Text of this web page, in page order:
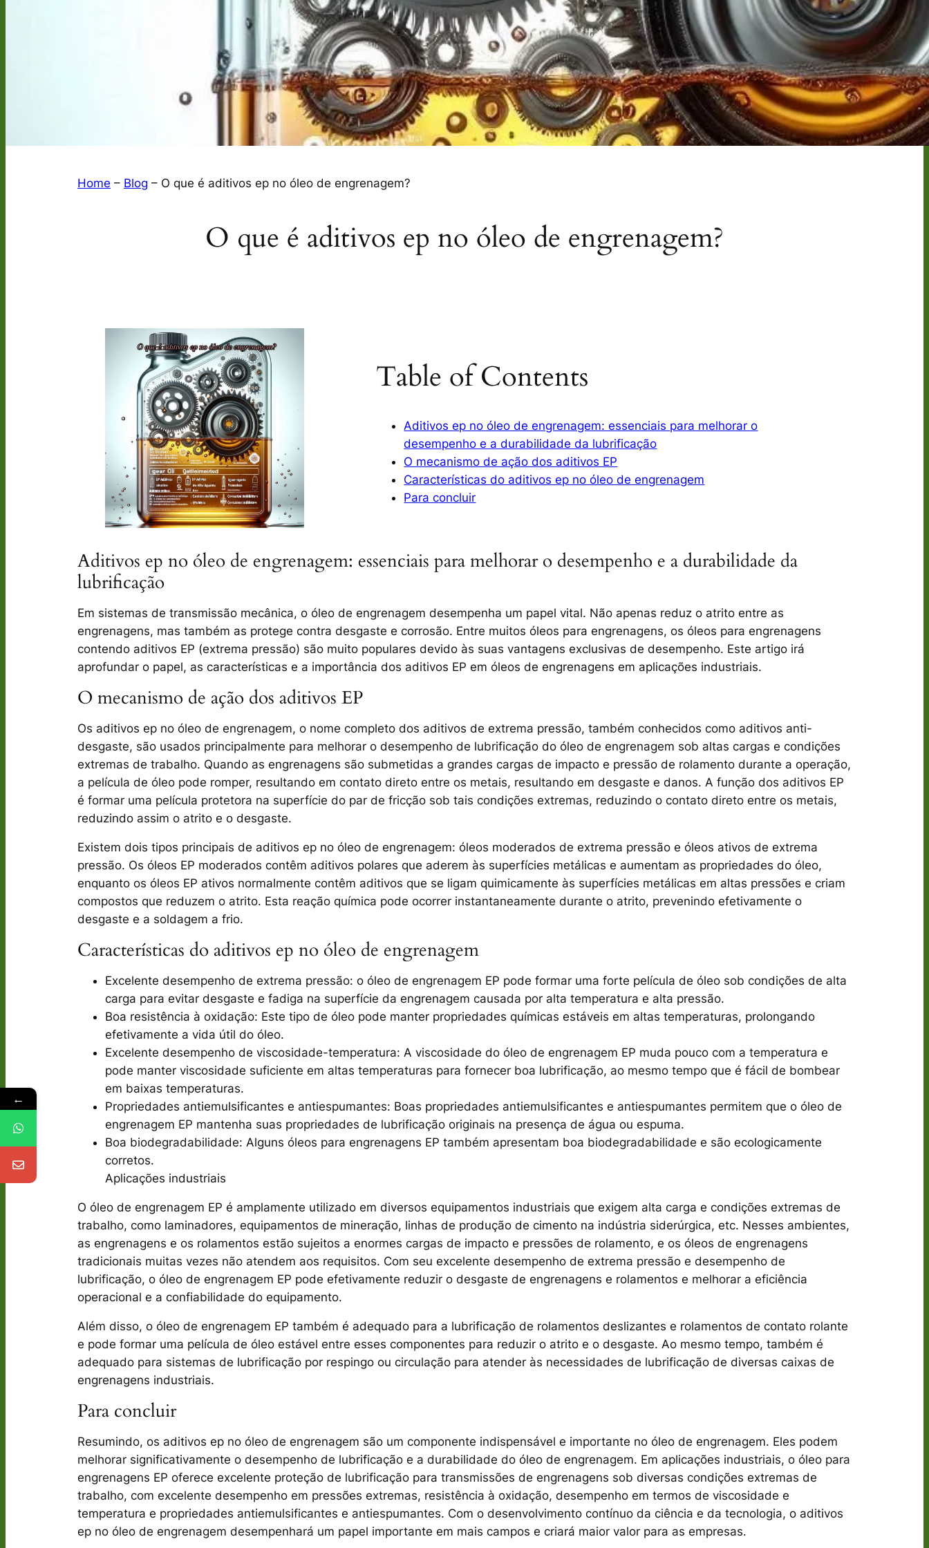
Home – Blog – O que é aditivos ep no óleo de engrenagem?
O que é aditivos ep no óleo de engrenagem?
Table of Contents
Aditivos ep no óleo de engrenagem: essenciais para melhorar o
desempenho e a durabilidade da lubrificação
O mecanismo de ação dos aditivos EP
Características do aditivos ep no óleo de engrenagem
Para concluir
Aditivos ep no óleo de engrenagem: essenciais para melhorar o desempenho e a durabilidade da
lubrificação
Em sistemas de transmissão mecânica, o óleo de engrenagem desempenha um papel vital. Não apenas reduz o atrito entre as
engrenagens, mas também as protege contra desgaste e corrosão. Entre muitos óleos para engrenagens, os óleos para engrenagens
contendo aditivos EP (extrema pressão) são muito populares devido às suas vantagens exclusivas de desempenho. Este artigo irá
aprofundar o papel, as características e a importância dos aditivos EP em óleos de engrenagens em aplicações industriais.
O mecanismo de ação dos aditivos EP
Os aditivos ep no óleo de engrenagem, o nome completo dos aditivos de extrema pressão, também conhecidos como aditivos anti-
desgaste, são usados ​​principalmente para melhorar o desempenho de lubrificação do óleo de engrenagem sob altas cargas e condições
extremas de trabalho. Quando as engrenagens são submetidas a grandes cargas de impacto e pressão de rolamento durante a operação,
a película de óleo pode romper, resultando em contato direto entre os metais, resultando em desgaste e danos. A função dos aditivos EP
é formar uma película protetora na superfície do par de fricção sob tais condições extremas, reduzindo o contato direto entre os metais,
reduzindo assim o atrito e o desgaste.
Existem dois tipos principais de aditivos ep no óleo de engrenagem: óleos moderados de extrema pressão e óleos ativos de extrema
pressão. Os óleos EP moderados contêm aditivos polares que aderem às superfícies metálicas e aumentam as propriedades do óleo,
enquanto os óleos EP ativos normalmente contêm aditivos que se ligam quimicamente às superfícies metálicas em altas pressões e criam
compostos que reduzem o atrito. Esta reação química pode ocorrer instantaneamente durante o atrito, prevenindo efetivamente o
desgaste e a soldagem a frio.
Características do aditivos ep no óleo de engrenagem
Excelente desempenho de extrema pressão: o óleo de engrenagem EP pode formar uma forte película de óleo sob condições de alta
carga para evitar desgaste e fadiga na superfície da engrenagem causada por alta temperatura e alta pressão.
Boa resistência à oxidação: Este tipo de óleo pode manter propriedades químicas estáveis ​​em altas temperaturas, prolongando
efetivamente a vida útil do óleo.
Excelente desempenho de viscosidade-temperatura: A viscosidade do óleo de engrenagem EP muda pouco com a temperatura e
pode manter viscosidade suficiente em altas temperaturas para fornecer boa lubrificação, ao mesmo tempo que é fácil de bombear
em baixas temperaturas.
Propriedades antiemulsificantes e antiespumantes: Boas propriedades antiemulsificantes e antiespumantes permitem que o óleo de
engrenagem EP mantenha suas propriedades de lubrificação originais na presença de água ou espuma.
Boa biodegradabilidade: Alguns óleos para engrenagens EP também apresentam boa biodegradabilidade e são ecologicamente
corretos.
Aplicações industriais
O óleo de engrenagem EP é amplamente utilizado em diversos equipamentos industriais que exigem alta carga e condições extremas de
trabalho, como laminadores, equipamentos de mineração, linhas de produção de cimento na indústria siderúrgica, etc. Nesses ambientes,
as engrenagens e os rolamentos estão sujeitos a enormes cargas de impacto e pressões de rolamento, e os óleos de engrenagens
tradicionais muitas vezes não atendem aos requisitos. Com seu excelente desempenho de extrema pressão e desempenho de
lubrificação, o óleo de engrenagem EP pode efetivamente reduzir o desgaste de engrenagens e rolamentos e melhorar a eficiência
operacional e a confiabilidade do equipamento.
Além disso, o óleo de engrenagem EP também é adequado para a lubrificação de rolamentos deslizantes e rolamentos de contato rolante
e pode formar uma película de óleo estável entre esses componentes para reduzir o atrito e o desgaste. Ao mesmo tempo, também é
adequado para sistemas de lubrificação por respingo ou circulação para atender às necessidades de lubrificação de diversas caixas de
engrenagens industriais.
Para concluir
Resumindo, os aditivos ep no óleo de engrenagem são um componente indispensável e importante no óleo de engrenagem. Eles podem
melhorar significativamente o desempenho de lubrificação e a durabilidade do óleo de engrenagem. Em aplicações industriais, o óleo para
engrenagens EP oferece excelente proteção de lubrificação para transmissões de engrenagens sob diversas condições extremas de
trabalho, com excelente desempenho em pressões extremas, resistência à oxidação, desempenho em termos de viscosidade e
temperatura e propriedades antiemulsificantes e antiespumantes. Com o desenvolvimento contínuo da ciência e da tecnologia, o aditivos
ep no óleo de engrenagem desempenhará um papel importante em mais campos e criará maior valor para as empresas.
←